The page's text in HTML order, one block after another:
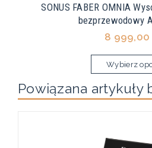
SONUS FABER OMNIA
bezprzewodowy
8 999,00
Wybierz
Powiązana artykuły